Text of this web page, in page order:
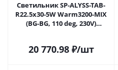
Светильник SP-ALYSS-TAB-
R22.5x30-5W Warm3200-MIX
(BG-BG, 110 deg, 230V)
20 770.98₽/шт